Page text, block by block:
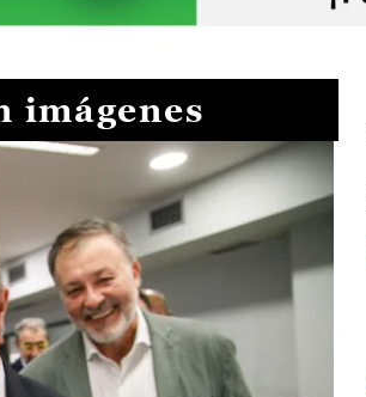
imágenes